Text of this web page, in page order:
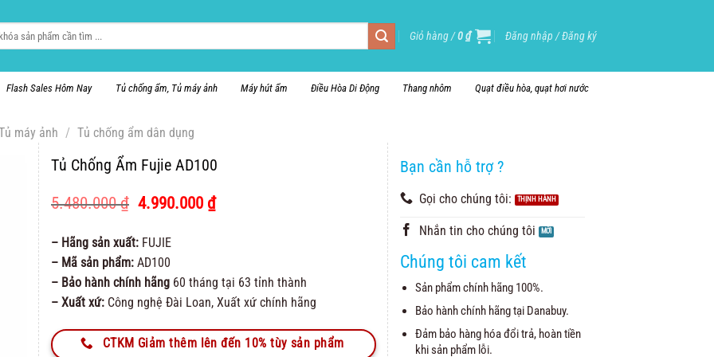
Giỏ hàng /0₫ Đăng nhập / Đăng ký
Flash Sales Hôm Nay Tủ chống ẩm, Tủ máy ảnh Máy hút ẩm Điều Hòa Di Động Thang nhôm Quạt điều hòa, quạt hơi nước
máy ảnh / Tủ chống ẩm dân dụng
Tủ Chống Ẩm Fujie AD100
5.480.000₫ Giá
là:
5.480.000 ₫.
4.990.000 ₫Giá
– Hãng sản xuất: FUJIE
– Mã sản phẩm: AD100
– Bảo hành chính hãng 60 tháng tại 63 tỉnh thành
– Xuất xứ: Công nghệ Đài Loan, Xuất xứ chính hãng
CTKM Giảm thêm lên đến 10% tùy sản phẩm
Bạn cần hỗ trợ ?
Gọi cho chúng tôi:
Nhắn tin cho chúng tôi
Chúng tôi cam kết
Sản phẩm chính hãng 100%.
Bảo hành chính hãng tại Danabuy.
Đảm bảo hàng hóa đổi trả, hoàn tiền
khi sản phẩm lỗi.